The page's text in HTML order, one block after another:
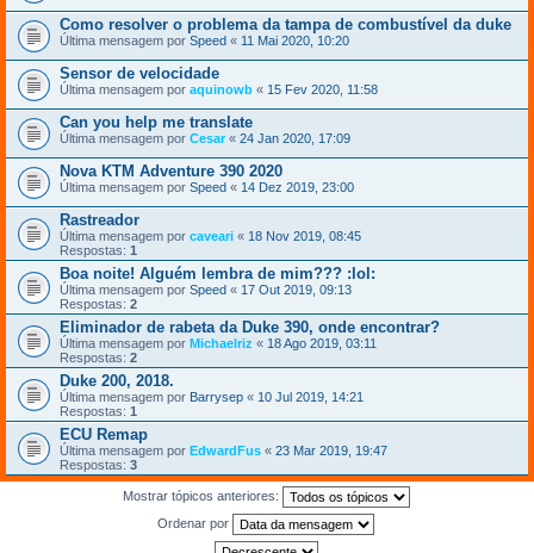
Como resolver o problema da tampa de combustível da duke
Última mensagem por Speed « 11 Mai 2020, 10:20
Sensor de velocidade
Última mensagem por aquinowb « 15 Fev 2020, 11:58
Can you help me translate
Última mensagem por Cesar « 24 Jan 2020, 17:09
Nova KTM Adventure 390 2020
Última mensagem por Speed « 14 Dez 2019, 23:00
Rastreador
Última mensagem por caveari « 18 Nov 2019, 08:45
Respostas: 1
Boa noite! Alguém lembra de mim??? :lol:
Última mensagem por Speed « 17 Out 2019, 09:13
Respostas: 2
Eliminador de rabeta da Duke 390, onde encontrar?
Última mensagem por Michaelriz « 18 Ago 2019, 03:11
Respostas: 2
Duke 200, 2018.
Última mensagem por Barrysep « 10 Jul 2019, 14:21
Respostas: 1
ECU Remap
Última mensagem por EdwardFus « 23 Mar 2019, 19:47
Respostas: 3
Mostrar tópicos anteriores:
Ordenar por